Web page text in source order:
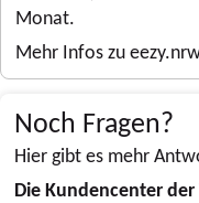
Monat.
Mehr Infos zu
Noch Fragen?
Hier gibt es mehr
Die Kundencenter